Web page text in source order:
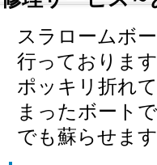
スラロームボ
行っておりま
ポッキリ折れ
まったボート
でも蘇らせま